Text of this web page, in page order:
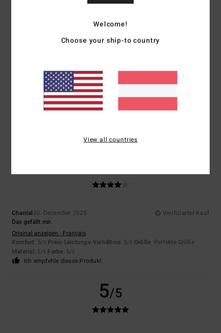
/5
Ich empfehle dieses Produkt
5
Veronique29. Dezember 2025
Verifizierter Kauf
Sehr schönes Produkt
Ich empfehle dieses Produkt
4
Chantal20. Dezember 2025
Verifizierter Kauf
Das gefällt mir.
Original anzeigen - Français
Komfort: 5/5 Preis-Leistungs-Verhältnis: 5/5 Größe: Perfekte Größe
Material: 5 /5 Farbe: 5/5
Ich empfehle dieses Produkt
5/5
Welcome!
Choose your ship-to country
View all countries